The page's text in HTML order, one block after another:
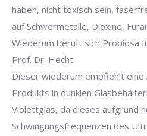
haben, nicht toxisch sein,
auf Schwermetalle, Dioxine,
Wiederum beruft sich Probiosa
Prof. Dr. Hecht.
Dieser wiederum empfiehlt eine
Produkts in dunklen
Violettglas, da dieses aufgrund
Schwingungsfrequenzen des